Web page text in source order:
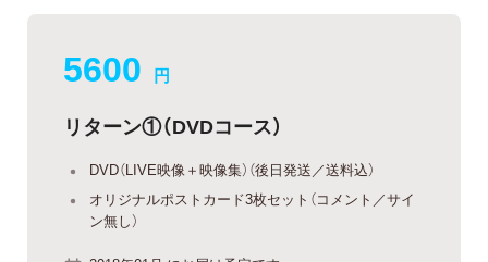
5600 円
リターン①（DVDコース）
DVD（LIVE映像＋映像集）（後日発送／送料込）
オリジナルポストカード3枚セット（コメント／サイ
ン無し）